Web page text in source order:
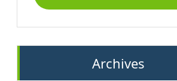
Archives